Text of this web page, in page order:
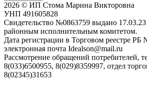
2026 © ИП Стома Марина Викторовна
УНП 491605828
Свидетельство №0863759 выдано
районным исполнительным комитетом.
Дата регистрации в Торговом реестре РБ
электронная почта Idealson@mail.ru
Рассмотрение обращений потребителей,
8(033)6500955, 8(029)8359997, отдел
8(02345)31653